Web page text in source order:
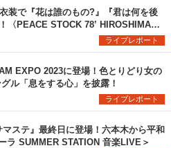
装で『花は誰のもの?』『君は何を後
〈PEACE STOCK 78’ HIROSHIMA
ライブレポート
EXPO 2023に登場！色とりどり女の
ル「息をする心」を披露！
ライブレポート
マステ』最終日に登場！六本木から平和
ラ SUMMER STATION 音楽LIVE＞